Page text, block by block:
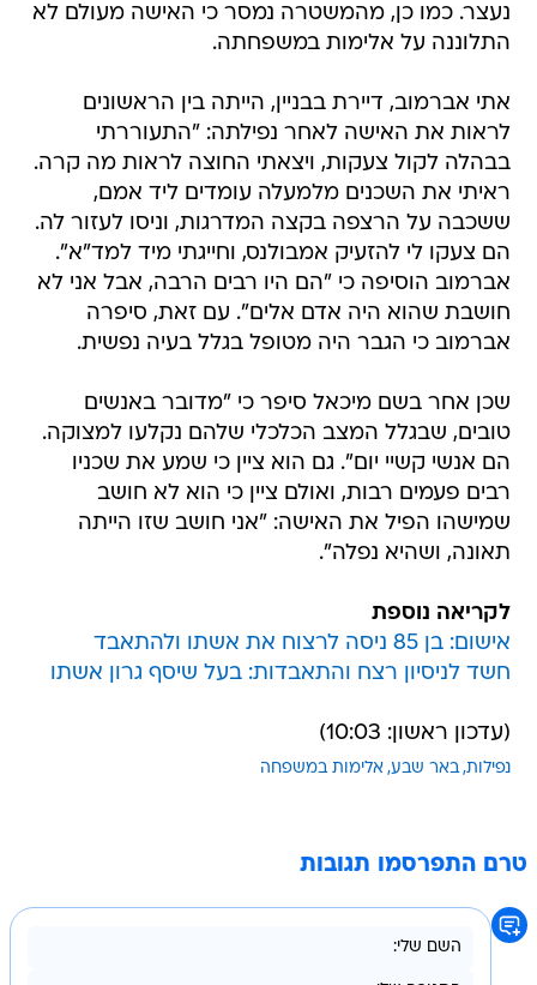
נעצר. כמו כן, מהמשטרה נמסר כי האישה מעולם לא
התלוננה על אלימות במשפחתה.
אתי אברמוב, דיירת בבניין, הייתה בין הראשונים
לראות את האישה לאחר נפילתה: "התעוררתי
בבהלה לקול צעקות, ויצאתי החוצה לראות מה קרה.
ראיתי את השכנים מלמעלה עומדים ליד אמם,
ששכבה על הרצפה בקצה המדרגות, וניסו לעזור לה.
הם צעקו לי להזעיק אמבולנס, וחייגתי מיד למד"א".
אברמוב הוסיפה כי "הם היו רבים הרבה, אבל אני לא
חושבת שהוא היה אדם אלים". עם זאת, סיפרה
אברמוב כי הגבר היה מטופל בגלל בעיה נפשית.
שכן אחר בשם מיכאל סיפר כי "מדובר באנשים
טובים, שבגלל המצב הכלכלי שלהם נקלעו למצוקה.
הם אנשי קשיי יום". גם הוא ציין כי שמע את שכניו
רבים פעמים רבות, ואולם ציין כי הוא לא חושב
שמישהו הפיל את האישה: "אני חושב שזו הייתה
תאונה, ושהיא נפלה".
לקריאה נוספת
אישום: בן 85 ניסה לרצוח את אשתו ולהתאבד
חשד לניסיון רצח והתאבדות: בעל שיסף גרון אשתו
(עדכון ראשון: 10:03)
נפילות באר שבע אלימות במשפחה
טרם התפרסמו תגובות